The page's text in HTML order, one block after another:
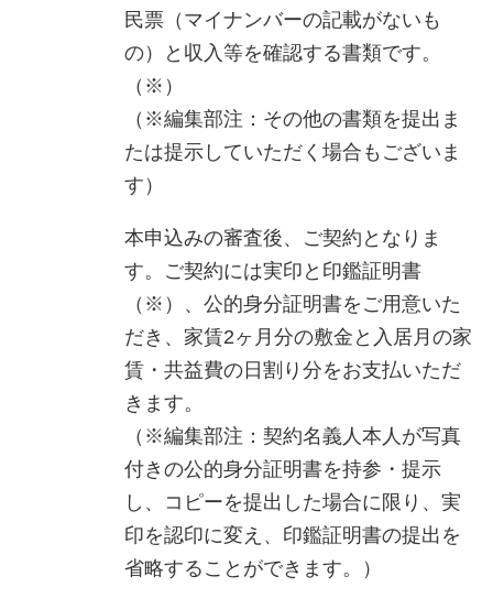
民票（マイナンバーの記載がないも
の）と収入等を確認する書類です。
（※）
（※編集部注：その他の書類を提出ま
たは提示していただく場合もございま
す）
本申込みの審査後、ご契約となりま
す。ご契約には実印と印鑑証明書
（※）、公的身分証明書をご用意いた
だき、家賃2ヶ月分の敷金と入居月の家
賃・共益費の日割り分をお支払いただ
きます。
（※編集部注：契約名義人本人が写真
付きの公的身分証明書を持参・提示
し、コピーを提出した場合に限り、実
印を認印に変え、印鑑証明書の提出を
省略することができます。）